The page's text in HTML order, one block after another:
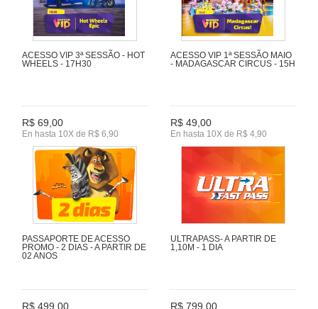
ACESSO VIP 3ª SESSÃO - HOT
WHEELS - 17H30
R$ 69,00
En hasta 10X de R$ 6,90
ACESSO VIP 1ª SESSÃO MAIO
- MADAGASCAR CIRCUS - 15H
R$ 49,00
En hasta 10X de R$ 4,90
PASSAPORTE DE ACESSO
PROMO - 2 DIAS - A PARTIR DE
02 ANOS
R$ 499,00
ULTRAPASS- A PARTIR DE
1,10M - 1 DIA
R$ 799,00